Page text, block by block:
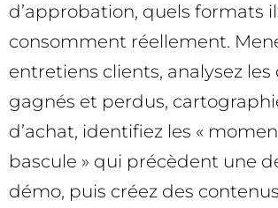
d’approbation, quels formats
consomment réellement.
entretiens clients, analysez les
gagnés et perdus,
d’achat, identifiez les «
bascule » qui précèdent une
démo, puis créez des